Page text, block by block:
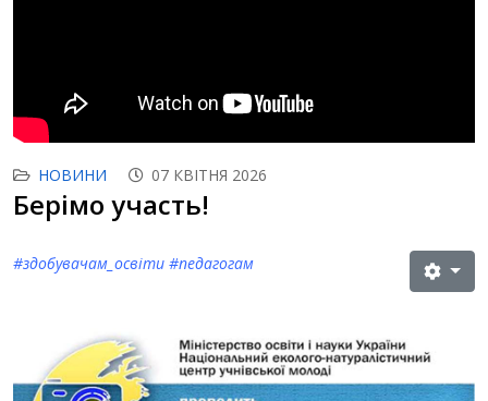
НОВИНИ 07 КВІТНЯ 2026
Берімо участь!
#здобувачам_освіти #педагогам